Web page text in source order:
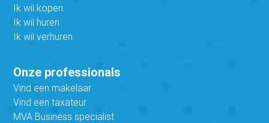
Ik wil kopen
Ik wil huren
Ik wil verhuren
Onze professionals
Vind een makelaar
Vind een taxateur
MVA Business specialist